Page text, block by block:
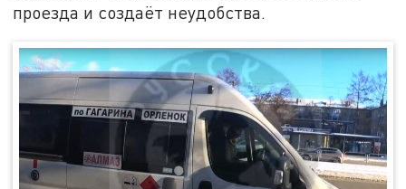
проезда и создаёт неудобства.